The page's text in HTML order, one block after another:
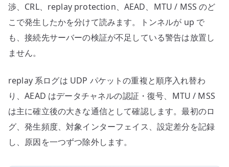
渉、CRL、replay protection、AEAD、MTU / MSS のど
こで発生したかを分けて読みます。トンネルが up で
も、接続先サーバーの検証が不足している警告は放置し
ません。
replay 系ログは UDP パケットの重複と順序入れ替わ
り、AEAD はデータチャネルの認証・復号、MTU / MSS
は主に確立後の大きな通信として確認します。最初のロ
グ、発生頻度、対象インターフェイス、設定差分を記録
し、原因を一つずつ除外します。